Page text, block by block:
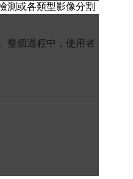
測或各類型影像分割
整個過程中，使用者